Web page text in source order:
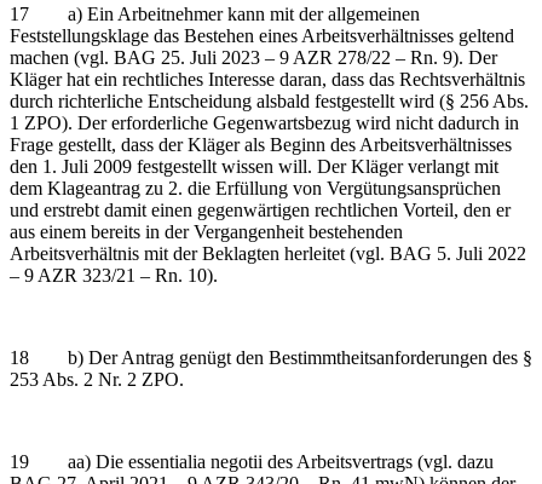
17 a) Ein Arbeitnehmer kann mit der allgemeinen
Feststellungsklage das Bestehen eines Arbeitsverhältnisses geltend
machen (vgl. BAG 25. Juli 2023 – 9 AZR 278/22 – Rn. 9). Der
Kläger hat ein rechtliches Interesse daran, dass das Rechtsverhältnis
durch richterliche Entscheidung alsbald festgestellt wird (§ 256 Abs.
1 ZPO). Der erforderliche Gegenwartsbezug wird nicht dadurch in
Frage gestellt, dass der Kläger als Beginn des Arbeitsverhältnisses
den 1. Juli 2009 festgestellt wissen will. Der Kläger verlangt mit
dem Klageantrag zu 2. die Erfüllung von Vergütungsansprüchen
und erstrebt damit einen gegenwärtigen rechtlichen Vorteil, den er
aus einem bereits in der Vergangenheit bestehenden
Arbeitsverhältnis mit der Beklagten herleitet (vgl. BAG 5. Juli 2022
– 9 AZR 323/21 – Rn. 10).
18 b) Der Antrag genügt den Bestimmtheitsanforderungen des §
253 Abs. 2 Nr. 2 ZPO.
19 aa) Die essentialia negotii des Arbeitsvertrags (vgl. dazu